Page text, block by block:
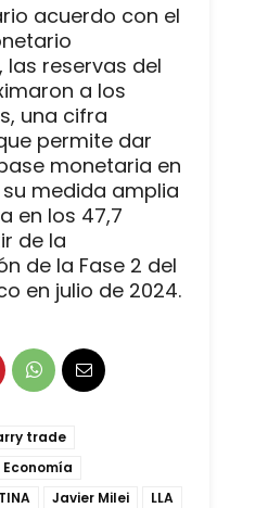
acuerdo con el
reservas del
a los
una cifra
permite dar
monetaria en
medida amplia
en los 47,7
de la
de la Fase 2 del
en julio de 2024.
trade
Economía
Javier Milei
LLA